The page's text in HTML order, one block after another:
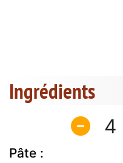
Ingrédients
4
Pâte :